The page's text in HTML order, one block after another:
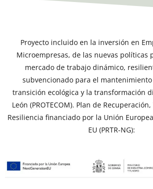
Proyecto incluido en la inversión en
Microempresas, de las nuevas políticas
mercado de trabajo dinámico,
subvencionado para el
transición ecológica y la transformación
León (PROTECOM). Plan de
Resiliencia financiado por la Unión
EU (PRTR-NG):